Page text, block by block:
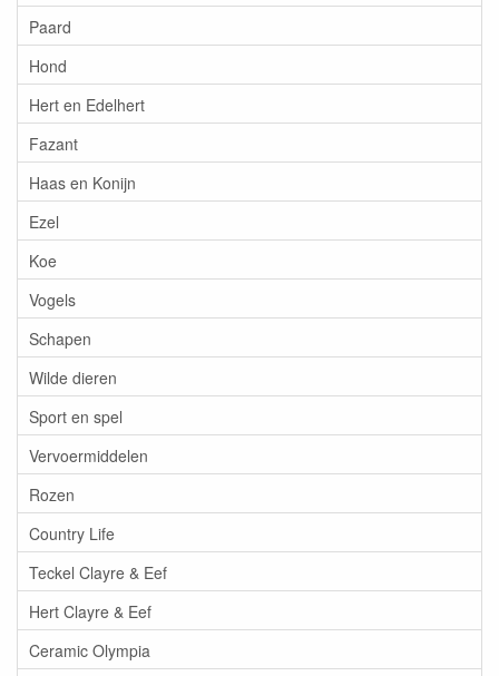
Paard
Hond
Hert en Edelhert
Fazant
Haas en Konijn
Ezel
Koe
Vogels
Schapen
Wilde dieren
Sport en spel
Vervoermiddelen
Rozen
Country Life
Teckel Clayre & Eef
Hert Clayre & Eef
Ceramic Olympia